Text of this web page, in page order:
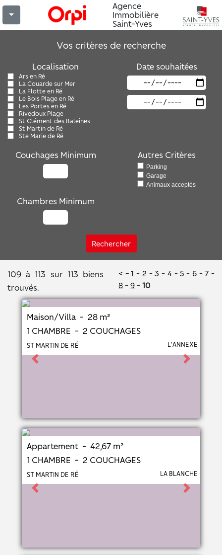
Agence
Immobilière
Saint-Yves
Vos critères de recherche
Localisation
Ars en Ré
La Couarde sur Mer
La Flotte en Ré
Le Bois Plage en Ré
Les Portes en Ré
Rivedoux Plage
St Clément des Baleines
St Martin de Ré
Ste Marie de Ré
Date souhaitées
Couchages Minimum
Chambres Minimum
Autres Critères
Parking
Garage
Animaux acceptés
Rechercher
109 à 113 sur 113 biens
trouvés.
< -1 - 2 -3 - 4-5 - 6-7 -
8 - 9 - 10
Maison/Villa - 28 m²
1 CHAMBRE - 2 COUCHAGES
ST MARTIN DE RÉ L'ANNEXE
Previous Next
Appartement - 42,67 m²
1 CHAMBRE - 2 COUCHAGES
ST MARTIN DE RÉ LA BLANCHE
Previous Next